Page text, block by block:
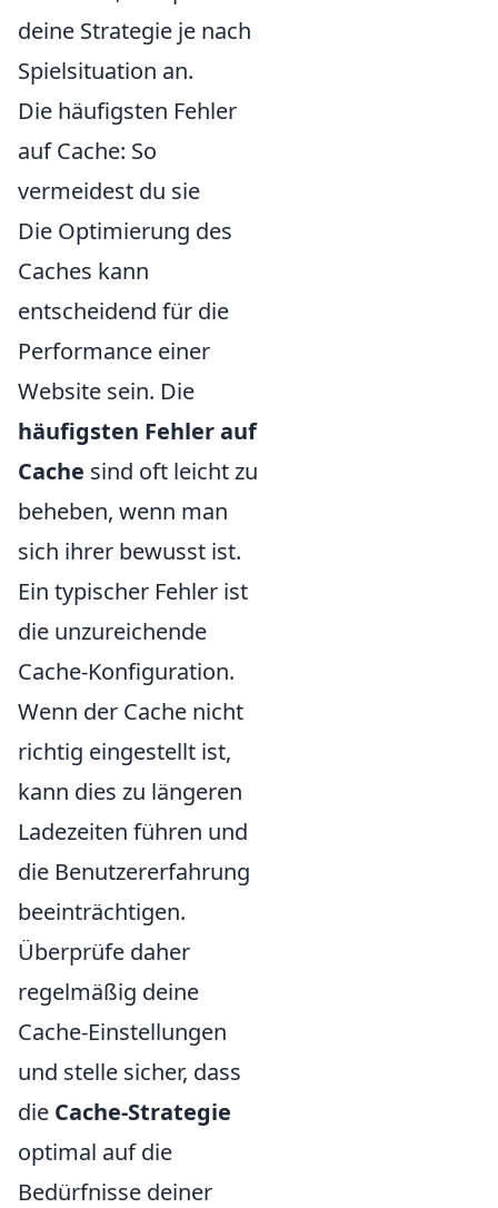
deine Strategie je nach
Spielsituation an.
Die häufigsten Fehler
auf Cache: So
vermeidest du sie
Die Optimierung des
Caches kann
entscheidend für die
Performance einer
Website sein. Die
häufigsten Fehler auf
Cache sind oft leicht zu
beheben, wenn man
sich ihrer bewusst ist.
Ein typischer Fehler ist
die unzureichende
Cache-Konfiguration.
Wenn der Cache nicht
richtig eingestellt ist,
kann dies zu längeren
Ladezeiten führen und
die Benutzererfahrung
beeinträchtigen.
Überprüfe daher
regelmäßig deine
Cache-Einstellungen
und stelle sicher, dass
die Cache-Strategie
optimal auf die
Bedürfnisse deiner